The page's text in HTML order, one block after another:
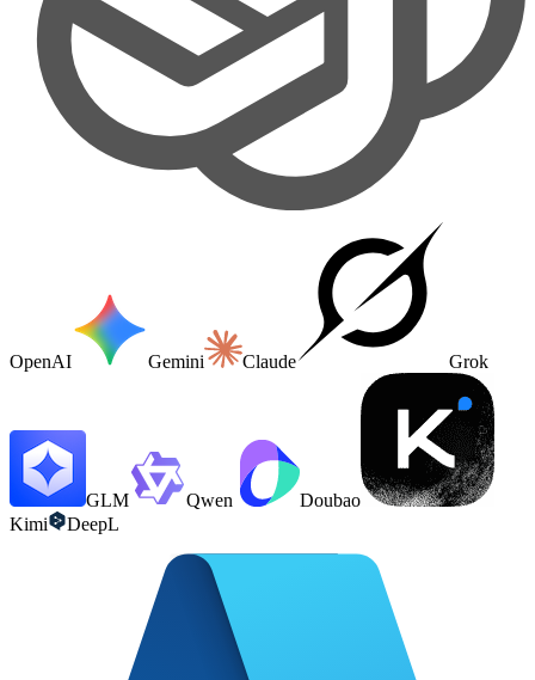
OpenAI Gemini Claude Grok
GLM Qwen
Doubao
Kimi
DeepL